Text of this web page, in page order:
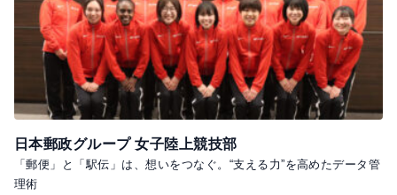
日本郵政グループ 女子陸上競技部
「郵便」と「駅伝」は、想いをつなぐ。“支える力”を高めたデータ管
理術